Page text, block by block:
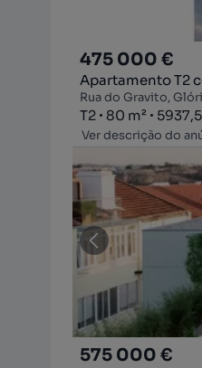
475 000 €
Apartamento T2
Rua do Gravito,
Tipologia
T2
Zona80 m²
Preço por metro
Ver descrição do
575 000 €